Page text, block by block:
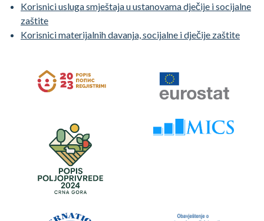
Korisnici usluga smještaja u ustanovama dječije i socijalne
zaštite
Korisnici materijalnih davanja, socijalne i dječije zaštite